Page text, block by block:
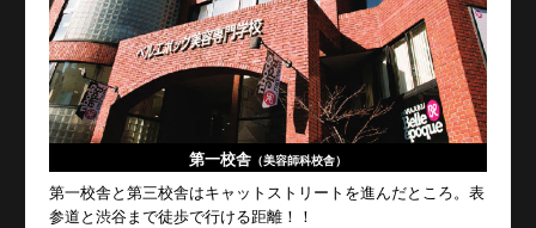
第一校舎（美容師科校舎）
第一校舎と第三校舎はキャットストリートを進んだところ。表
参道と渋谷まで徒歩で行ける距離！！